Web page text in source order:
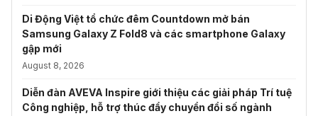
Di Động Việt tổ chức đêm Countdown mở bán
Samsung Galaxy Z Fold8 và các smartphone Galaxy
gập mới
August 8, 2026
Diễn đàn AVEVA Inspire giới thiệu các giải pháp Trí tuệ
Công nghiệp, hỗ trợ thúc đẩy chuyển đổi số ngành